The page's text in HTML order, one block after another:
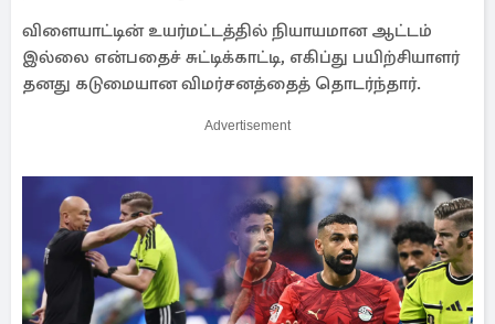
விளையாட்டின் உயர்மட்டத்தில் நியாயமான ஆட்டம்
இல்லை என்பதைச் சுட்டிக்காட்டி, எகிப்து பயிற்சியாளர்
தனது கடுமையான விமர்சனத்தைத் தொடர்ந்தார்.
Advertisement